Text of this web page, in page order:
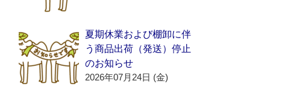
夏期休業および棚卸に伴
う商品出荷（発送）停止
のお知らせ
2026年07月24日 (金)